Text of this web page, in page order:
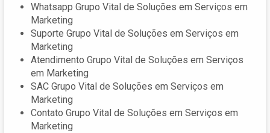
Whatsapp Grupo Vital de Soluções em Serviços em
Marketing
Suporte Grupo Vital de Soluções em Serviços em
Marketing
Atendimento Grupo Vital de Soluções em Serviços
em Marketing
SAC Grupo Vital de Soluções em Serviços em
Marketing
Contato Grupo Vital de Soluções em Serviços em
Marketing